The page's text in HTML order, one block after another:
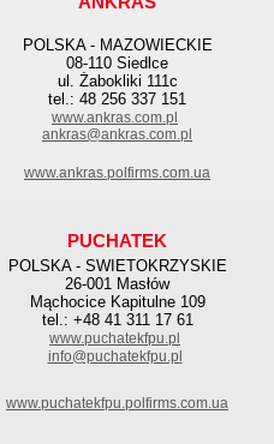
POLSKA - MAZOWIECKIE
08-110 Siedlce
ul. Żabokliki 111c
tel.: 48 256 337 151
www.ankras.com.pl
ankras@ankras.com.pl
www.ankras.polfirms.com.ua
PUCHATEK
POLSKA - SWIETOKRZYSKIE
26-001 Masłów
Mąchocice Kapitulne 109
tel.: +48 41 311 17 61
www.puchatekfpu.pl
info@puchatekfpu.pl
www.puchatekfpu.polfirms.com.ua